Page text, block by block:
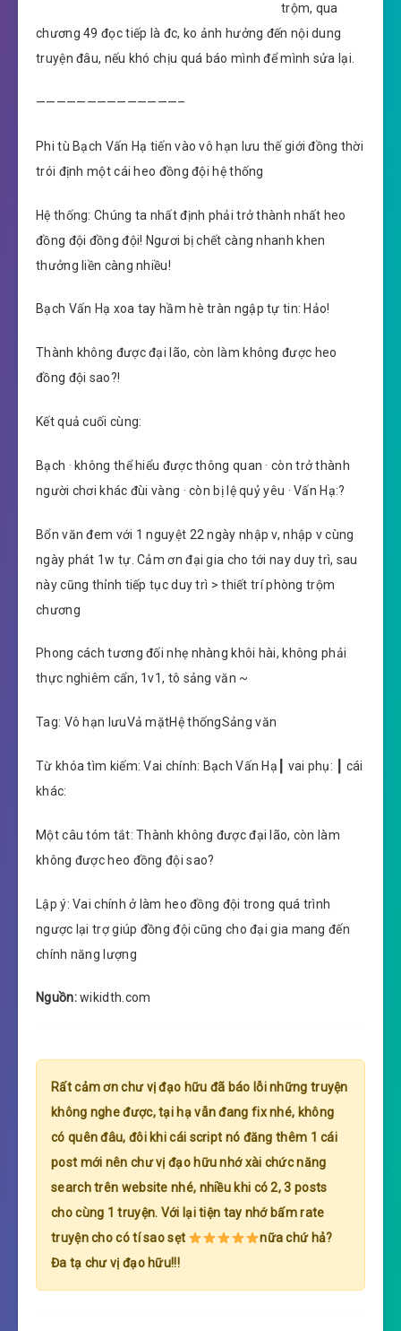
trộm, qua
chương 49 đọc tiếp là đc, ko ảnh hưởng đến nội dung
truyện đâu, nếu khó chịu quá báo mình để mình sửa lại.
——————————————–
Phi tù Bạch Vấn Hạ tiến vào vô hạn lưu thế giới đồng thời
trói định một cái heo đồng đội hệ thống
Hệ thống: Chúng ta nhất định phải trở thành nhất heo
đồng đội đồng đội! Ngươi bị chết càng nhanh khen
thưởng liền càng nhiều!
Bạch Vấn Hạ xoa tay hầm hè tràn ngập tự tin: Hảo!
Thành không được đại lão, còn làm không được heo
đồng đội sao?!
Kết quả cuối cùng:
Bạch · không thể hiểu được thông quan · còn trở thành
người chơi khác đùi vàng · còn bị lệ quỷ yêu · Vấn Hạ:?
Bổn văn đem với 1 nguyệt 22 ngày nhập v, nhập v cùng
ngày phát 1w tự. Cảm ơn đại gia cho tới nay duy trì, sau
này cũng thỉnh tiếp tục duy trì > thiết trí phòng trộm
chương
Phong cách tương đối nhẹ nhàng khôi hài, không phải
thực nghiêm cẩn, 1v1, tô sảng văn ~
Tag: Vô hạn lưuVả mặtHệ thốngSảng văn
Từ khóa tìm kiếm: Vai chính: Bạch Vấn Hạ┃ vai phụ: ┃ cái
khác:
Một câu tóm tắt: Thành không được đại lão, còn làm
không được heo đồng đội sao?
Lập ý: Vai chính ở làm heo đồng đội trong quá trình
ngược lại trợ giúp đồng đội cũng cho đại gia mang đến
chính năng lượng
Nguồn:wikidth.com
Rất cảm ơn chư vị đạo hữu đã báo lỗi những truyện
không nghe được, tại hạ vẫn đang fix nhé, không
có quên đâu, đôi khi cái script nó đăng thêm 1 cái
post mới nên chư vị đạo hữu nhớ xài chức năng
search trên website nhé, nhiều khi có 2, 3 posts
cho cùng 1 truyện. Với lại tiện tay nhớ bấm rate
truyện cho có tí sao sẹt
nữa chứ hả?
Đa tạ chư vị đạo hữu!!!